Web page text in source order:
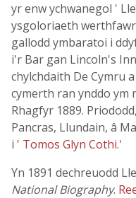
yr enw ychwanegol '
ysgoloriaeth
gallodd ymbaratoi i
i'r Bar gan Lincoln's
chylchdaith De Cymru
cymerth ran ynddo ym
Rhagfyr 1889.
Pancras, Llundain, â
i ' Tomos Glyn Cothi.'
Yn 1891 dechreuodd
National Biography.